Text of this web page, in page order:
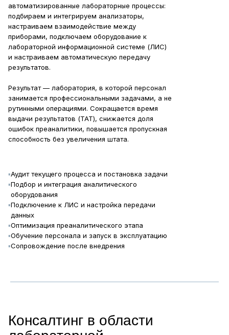
автоматизированные лабораторные процессы:
подбираем и интегрируем анализаторы,
настраиваем взаимодействие между
приборами, подключаем оборудование к
лабораторной информационной системе (ЛИС)
и настраиваем автоматическую передачу
результатов.
Результат — лаборатория, в которой персонал
занимается профессиональными задачами, а не
рутинными операциями. Сокращается время
выдачи результатов (TAT), снижается доля
ошибок преаналитики, повышается пропускная
способность без увеличения штата.
▪Аудит текущего процесса и постановка задачи
▪Подбор и интеграция аналитического
оборудования
▪Подключение к ЛИС и настройка передачи
данных
▪Оптимизация преаналитического этапа
▪Обучение персонала и запуск в эксплуатацию
▪Сопровождение после внедрения
Консалтинг в области